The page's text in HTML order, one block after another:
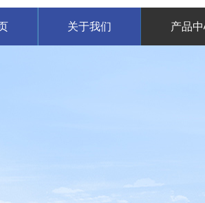
关于我们 产品